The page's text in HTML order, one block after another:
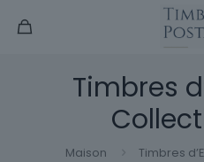
Timbres
Maison Timbres